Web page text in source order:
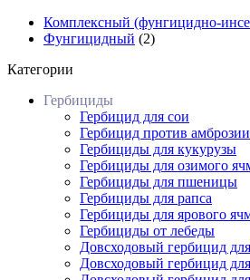
Комплексный (фунгицидно-
Фунгицидный (2)
Категории
Гербициды
Гербицид для сои
Гербицид против амброзии
Гербициды для кукурузы
Гербициды для озимого
Гербициды для пшеницы
Гербициды для рапса
Гербициды для ярового
Гербициды от лебеды
Довсходовый гербицид
Довсходовый гербицид